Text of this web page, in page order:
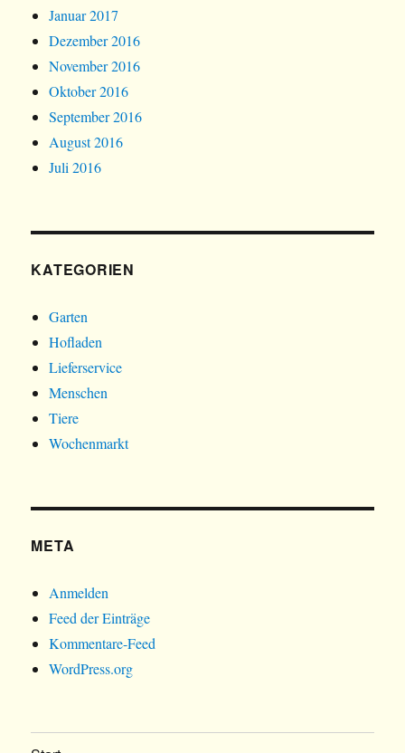
Januar 2017
Dezember 2016
November 2016
Oktober 2016
September 2016
August 2016
Juli 2016
KATEGORIEN
Garten
Hofladen
Lieferservice
Menschen
Tiere
Wochenmarkt
META
Anmelden
Feed der Einträge
Kommentare-Feed
WordPress.org